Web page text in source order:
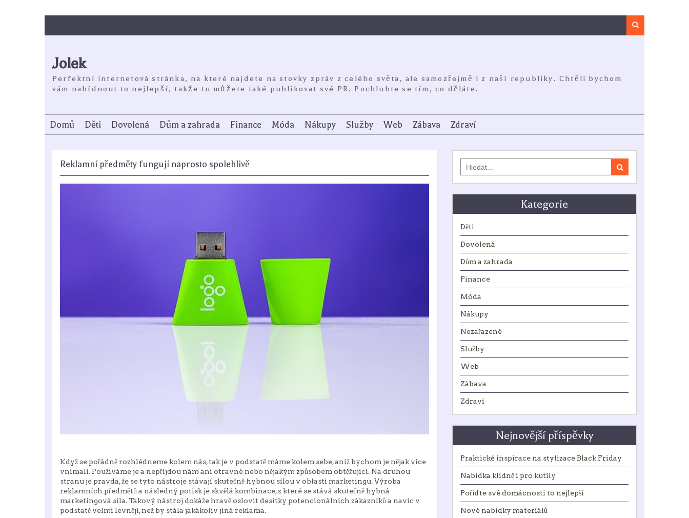
Jolek
Perfektní internetová stránka, na které najdete na stovky zpráv z celého světa, ale samozřejmě i z naší republiky. Chtěli bychom
vám nabídnout to nejlepší, takže tu můžete také publikovat své PR. Pochlubte se tím, co děláte.
Domů Děti Dovolená Dům a zahrada Finance Móda Nákupy Služby Web Zábava Zdraví
Reklamní předměty fungují naprosto spolehlivě
Když se pořádně rozhlédneme kolem nás, tak je v podstatě máme kolem sebe, aniž bychom je nějak více
vnímali. Používáme je a nepřijdou nám ani otravné nebo nějakým způsobem obtěžující. Na druhou
stranu je pravda, že se tyto nástroje stávají skutečně hybnou silou v oblasti marketingu.Výroba
reklamních předmětůa následný potisk je skvělá kombinace, z které se stává skutečně hybná
marketingová síla. Takový nástroj dokáže hravě oslovit desítky potencionálních zákazníků a navíc v
podstatě velmi levněji, než by stála jakákoliv jiná reklama.
for:
Kategorie
Děti
Dovolená
Dům a zahrada
Finance
Móda
Nákupy
Nezařazené
Služby
Web
Zábava
Zdraví
Nejnovější příspěvky
Praktické inspirace na stylizace Black Friday
Nabídka klidně i pro kutily
Pořiďte své domácnosti to nejlepší
Nové nabídky materiálů